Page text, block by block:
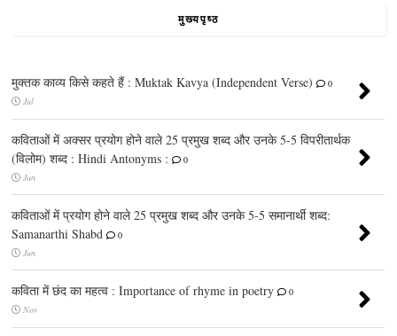
मुख्यपृष्ठ
मुक्तक काव्य किसे कहते हैं : Muktak Kavya (Independent Verse)
0
Jul
कविताओं में अक्सर प्रयोग होने वाले 25 प्रमुख शब्द और उनके 5-5 विपरीतार्थक
(विलोम) शब्द : Hindi Antonyms :
0
Jun
कविताओं में प्रयोग होने वाले 25 प्रमुख शब्द और उनके 5-5 समानार्थी शब्द:
Samanarthi Shabd
0
Jun
कविता में छंद का महत्व : Importance of rhyme in poetry
0
Nov